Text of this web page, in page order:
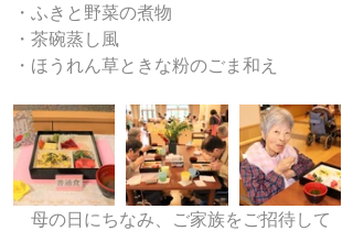
・ふきと野菜の煮物
・茶碗蒸し風
・ほうれん草ときな粉のごま和え
母の日にちなみ、ご家族をご招待して